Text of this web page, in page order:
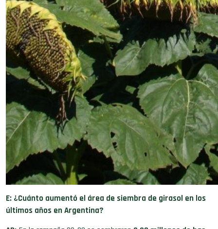
E: ¿Cuánto aumentó el área de siembra de girasol en los
últimos años enArgentina?